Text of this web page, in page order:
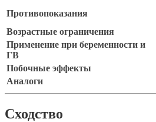
Противопоказания
Возрастные ограничения
Применение при беременности и
ГВ
Побочные эффекты
Аналоги
Сходство